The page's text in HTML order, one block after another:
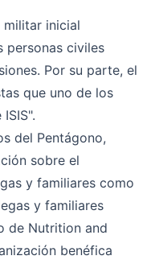
inicial
personas civiles
Por su parte, el
que uno de los
del Pentágono,
sobre el
y familiares como
y familiares
de Nutrition and
benéfica